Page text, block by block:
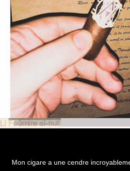
Mon cigare a une cendre